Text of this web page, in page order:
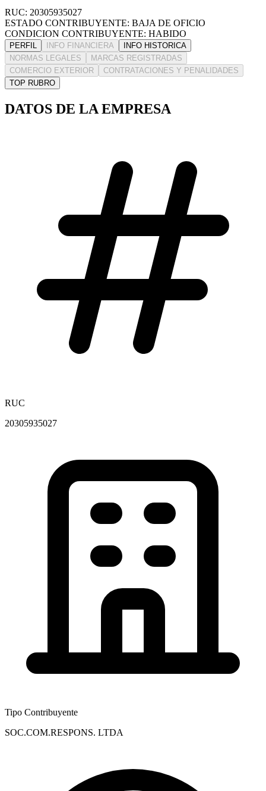
RUC: 20305935027
ESTADO CONTRIBUYENTE: BAJA DE OFICIO
CONDICION CONTRIBUYENTE: HABIDO
PERFIL INFO FINANCIERA
INFO HISTORICA
NORMAS LEGALES
MARCAS REGISTRADAS
COMERCIO EXTERIOR
CONTRATACIONES Y PENALIDADES
TOP RUBRO
DATOS DE LA EMPRESA
RUC
20305935027
Tipo Contribuyente
SOC.COM.RESPONS. LTDA